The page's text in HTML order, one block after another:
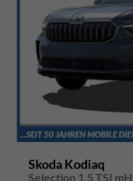
Skoda Kodiaq